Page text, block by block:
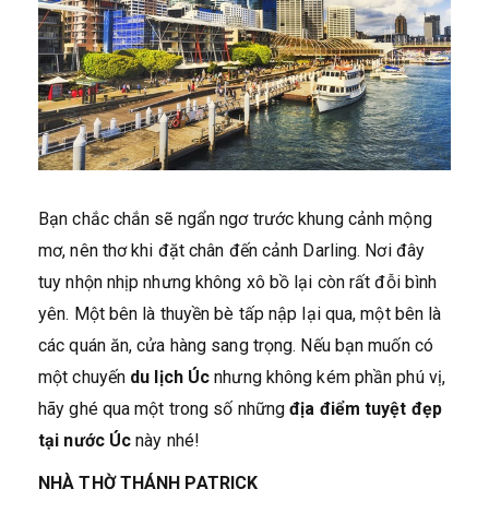
Bạn chắc chắn sẽ ngẩn ngơ trước khung cảnh mộng
mơ, nên thơ khi đặt chân đến cảnh Darling. Nơi đây
tuy nhộn nhịp nhưng không xô bồ lại còn rất đỗi bình
yên. Một bên là thuyền bè tấp nập lại qua, một bên là
các quán ăn, cửa hàng sang trọng. Nếu bạn muốn có
một chuyến du lịch Úcnhưng không kém phần phú vị,
hãy ghé qua một trong số những địa điểm tuyệt đẹp
tại nước Úc này nhé!
NHÀ THỜ THÁNH PATRICK